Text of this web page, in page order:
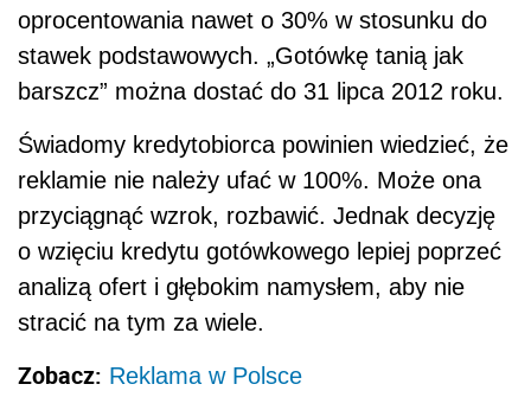
oprocentowania nawet o 30% w stosunku do
stawek podstawowych. „Gotówkę tanią jak
barszcz” można dostać do 31 lipca 2012 roku.
Świadomy kredytobiorca powinien wiedzieć, że
reklamie nie należy ufać w 100%. Może ona
przyciągnąć wzrok, rozbawić. Jednak decyzję
o wzięciu kredytu gotówkowego lepiej poprzeć
analizą ofert i głębokim namysłem, aby nie
stracić na tym za wiele.
Zobacz: Reklama w Polsce